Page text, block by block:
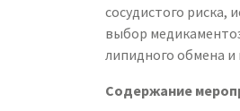
сосудистого риска,
выбор
липидного обмена и
Содержание